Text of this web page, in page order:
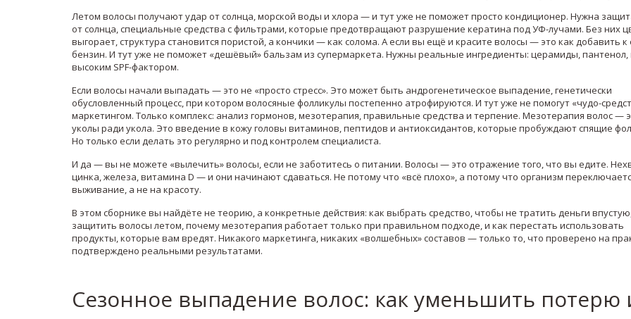
Летом волосы получают удар от солнца, морской воды и хлора — и тут уже не поможет просто кондиционер. Нужна
от солнца,специальные средства с фильтрами, которые предотвращают разрушение кератина под УФ-лучами. Без них
выгорает, структура становится пористой, а кончики — как солома. А если вы ещё и красите волосы — это как добавить к
бензин. И тут уже не поможет «дешёвый» бальзам из супермаркета. Нужны реальные ингредиенты: церамиды, пантенол,
высоким SPF-фактором.
Если волосы начали выпадать — это не «просто стресс». Это может быть андрогенетическое выпадение,генетически
обусловленный процесс, при котором волосяные фолликулы постепенно атрофируются. И тут уже не помогут «чудо-
маркетингом. Только комплекс: анализ гормонов, мезотерапия, правильные средства и терпение. Мезотерапия волос —
уколы ради укола. Это введение в кожу головы витаминов, пептидов и антиоксидантов, которые пробуждают спящие
Но только если делать это регулярно и под контролем специалиста.
И да — вы не можете «вылечить» волосы, если не заботитесь о питании. Волосы — это отражение того, что вы едите.
цинка, железа, витамина D — и они начинают сдаваться. Не потому что «всё плохо», а потому что организм
выживание, а не на красоту.
В этом сборнике вы найдёте не теорию, а конкретные действия: как выбрать средство, чтобы не тратить деньги
защитить волосы летом, почему мезотерапия работает только при правильном подходе, и как перестать использовать
продукты, которые вам вредят. Никакого маркетинга, никаких «волшебных» составов — только то, что проверено на
подтверждено реальными результатами.
Сезонное выпадение волос: как уменьшить потерю